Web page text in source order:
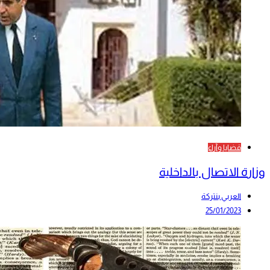
قضايا وآراء
وزارة الاتصال بالداخلية
العربي بنتركة
25/01/2023